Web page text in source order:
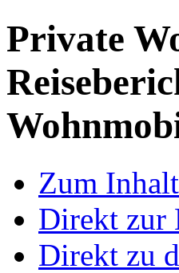
Private
Zum
Direkt zur
Direkt zu